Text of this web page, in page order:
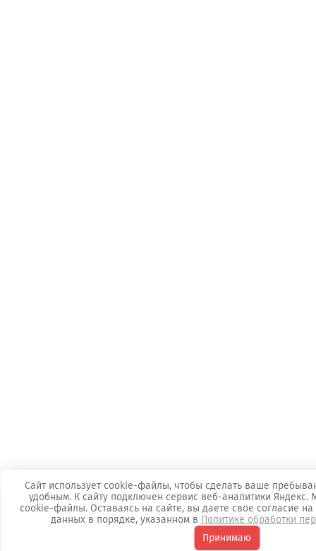
Сайт использует cookie-файлы, чтобы сделать ваше
удобным. К cайту подключен сервис веб-аналитики Яндекс.
cookie-файлы. Оставаясь на сайте, вы даете свое согласие
данных в порядке, указанном в Политике обработки
Принимаю